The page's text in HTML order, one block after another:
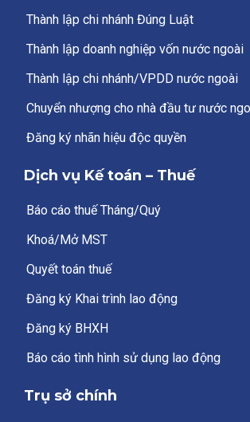
Thành lập chi nhánh Đúng Luật
Thành lập doanh nghiệp vốn nước ngoài
Thành lập chi nhánh/VPDD nước ngoài
Chuyển nhượng cho nhà đầu tư nước
Đăng ký nhãn hiệu độc quyền
Dịch vụ Kế toán – Thuế
Báo cáo thuế Tháng/Quý
Khoá/Mở MST
Quyết toán thuế
Đăng ký Khai trình lao động
Đăng ký BHXH
Báo cáo tình hình sử dụng lao động
Trụ sở chính